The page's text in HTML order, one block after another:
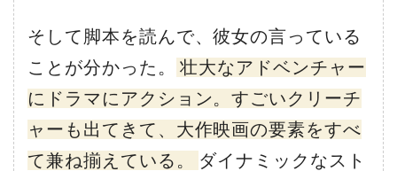
そして脚本を読んで、彼女の言っている
ことが分かった。
壮大なアドベンチャー
にドラマにアクション。すごいクリーチ
ャーも出てきて、大作映画の要素をすべ
て兼ね揃えている。
ダイナミックなスト